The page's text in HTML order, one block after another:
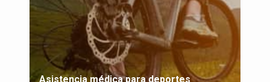
Asistencia médica para deportes